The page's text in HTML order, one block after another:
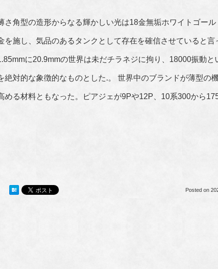
さ角型の造形からなる輝かしい光は18金無垢ホワイトゴー
を施し、気品のあるタンクとして存在を確信させていると
に20.9mmの世界は未だチラネジに拘り、18000振動
絶対的な象徴的なものとした.。 世界中のブランドが薄型の
める材料ともなった。ピアジェが9Pや12P、10系300から
Posted on